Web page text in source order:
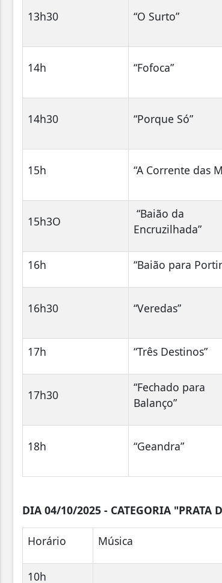
13h30 “O Surto”
14h “Fofoca”
14h30 “Porque Só”
15h “A Corrente das
15h3O
“Baião da
Encruzilhada”
16h “Baião para
16h30 “Veredas”
17h “Três Destinos”
17h30
“Fechado para
Balanço”
18h “Geandra”
DIA 04/10/2025 - CATEGORIA "PRATA
Horário Música
10h